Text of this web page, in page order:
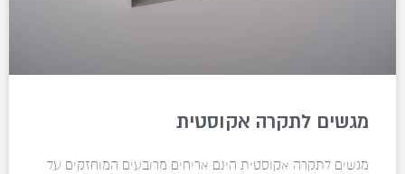
מגשים לתקרה אקוסטית
מגשים לתקרה אקוסטית הינם אריחים מרובעים המוחזקים על